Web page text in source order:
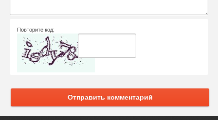
Повторите код:
Отправить комментарий